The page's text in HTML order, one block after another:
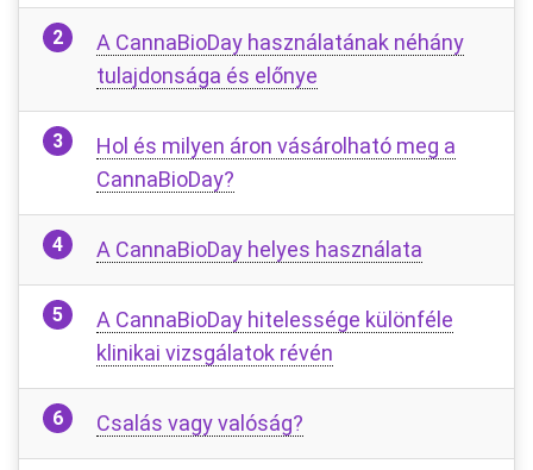
A CannaBioDay használatának néhány
tulajdonsága és előnye
Hol és milyen áron vásárolható meg a
CannaBioDay?
A CannaBioDay helyes használata
A CannaBioDay hitelessége különféle
klinikai vizsgálatok révén
Csalás vagy valóság?